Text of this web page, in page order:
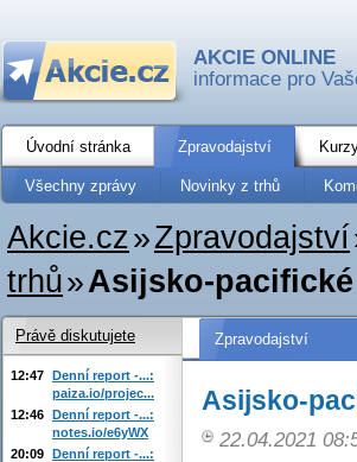
AKCIE ONLINE
informace pro
Úvodní stránka Zpravodajství
Všechny zprávy Novinky z trhů
Akcie.cz»Zpravodajství
trhů»Asijsko-
Zpravodajství
Asijsko-
22.04.2021
Právě diskutujete
12:47 Denní report -...:
paiza.io/projec...
12:46 Denní report -...:
notes.io/e6yWX
20:09 Denní report -...: